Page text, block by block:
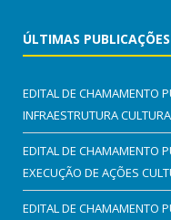
ÚLTIMAS PUBLICAÇÕES
EDITAL DE CHAMAMENTO
INFRAESTRUTURA
EDITAL DE CHAMAMENTO
EXECUÇÃO DE AÇÕES
EDITAL DE CHAMAMENTO